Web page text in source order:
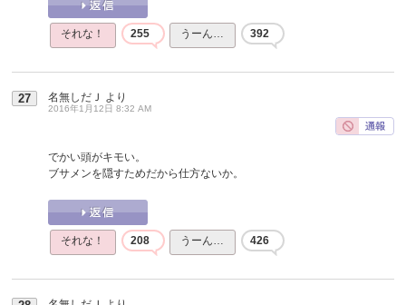
それな！ 255 うーん… 392
27 名無しだＪ より
2016年1月12日 8:32 AM
でかい頭がキモい。
ブサメンを隠すためだから仕方ないか。
それな！ 208 うーん… 426